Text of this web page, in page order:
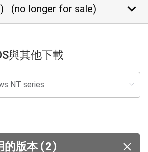
(no longer for sale) keyboard_arrow_down
與其他下載
的版本 (2)